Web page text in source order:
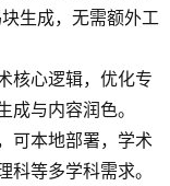
生成，无需额外工
核心逻辑，优化专
成与内容润色。
可本地部署，学术
科等多学科需求。